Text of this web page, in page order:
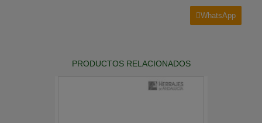
WhatsApp
PRODUCTOS RELACIONADOS